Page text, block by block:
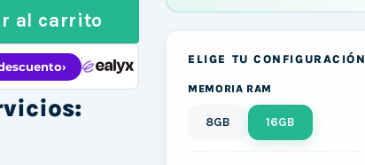
al carrito
ELIGE TU CONFIGURACIÓN
MEMORIA RAM
8GB 16GB